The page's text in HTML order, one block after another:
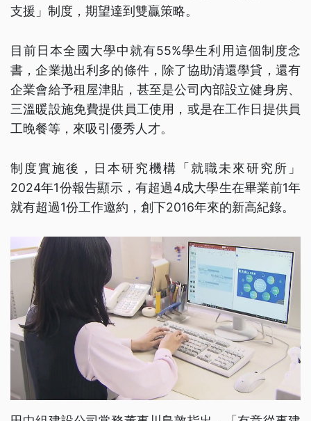
支援」制度，期望達到雙贏策略。
目前日本全國大學中就有55%學生利用這個制度念
書，企業拋出利多的條件，除了協助清還學貸，還有
企業會給予租屋津貼，甚至是公司內部設立健身房、
三溫暖設施免費提供員工使用，或是在工作日提供員
工晚餐等，來吸引優秀人才。
制度實施後，日本研究機構「就職未來研究所」
2024年1份報告顯示，有超過4成大學生在畢業前1年
就有超過1份工作邀約，創下2016年來的新高紀錄。